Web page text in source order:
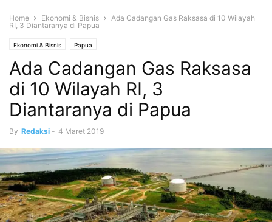
Home Ekonomi & Bisnis
Ada Cadangan Gas Raksasa di 10 Wilayah
RI, 3 Diantaranya di Papua
Ekonomi & Bisnis Papua
Ada Cadangan Gas Raksasa
di 10 Wilayah RI, 3
Diantaranya di Papua
By Redaksi - 4 Maret 2019